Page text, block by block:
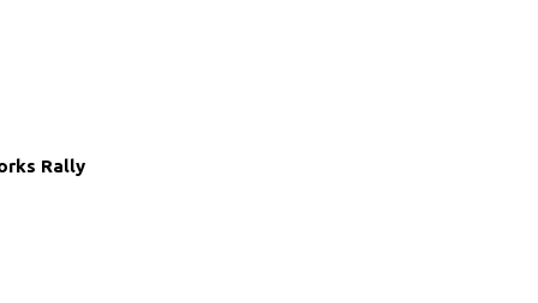
Rally